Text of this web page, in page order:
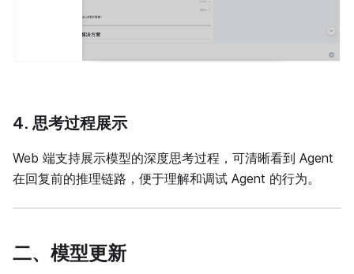
4. 思考过程展示
Web 端支持展示模型的深度思考过程，可清晰看到 Agent
在回复前的推理链路，便于理解和调试 Agent 的行为。
二、模型更新